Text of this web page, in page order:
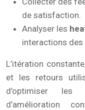
de satisfaction.
Analyser les
interactions
L’itération
et les retours
d’optimiser les
d’amélioration